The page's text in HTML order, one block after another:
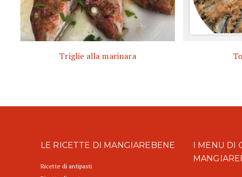
Triglie alla marinara
LE RICETTE DI MANGIAREBENE
Ricette di antipasti
I MENU DI